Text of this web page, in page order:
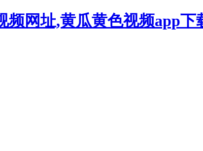
网址,黄瓜黄色视频app